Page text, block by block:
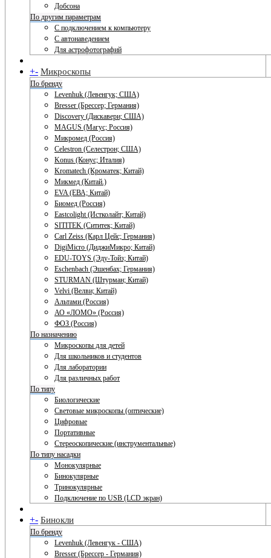
Добсона
По другим параметрам
С подключением к компьютеру
С автонаведением
Для астрофотографий
+- Микроскопы
По бренду
Levenhuk (Левенгук; США)
Bresser (Брессер; Германия)
Discovery (Дискавери; США)
MAGUS (Магус; Россия)
Микромед (Россия)
Celestron (Селестрон; США)
Konus (Конус; Италия)
Kromatech (Кроматек; Китай)
Микмед (Китай.)
EVA (ЕВА; Китай)
Биомед (Россия)
Eastcolight (Истколайт; Китай)
SITITEK (Сититек; Китай)
Carl Zeiss (Карл Цейс; Германия)
DigiMicro (ДиджиМикро; Китай)
EDU-TOYS (Эду-Тойз; Китай)
Eschenbach (Эшенбах; Германия)
STURMAN (Штурман; Китай)
Velvi (Велви; Китай)
Альтами (Россия)
АО «ЛОМО» (Россия)
ФОЗ (Россия)
По назначению
Микроскопы для детей
Для школьников и студентов
Для лаборатории
Для различных работ
По типу
Биологические
Световые микроскопы (оптические)
Цифровые
Портативные
Стереоскопические (инструментальные)
По типу насадки
Монокулярные
Бинокулярные
Тринокулярные
Подключение по USB (LCD экран)
+- Бинокли
По бренду
Levenhuk (Левенгук - США)
Bresser (Брессер - Германия)